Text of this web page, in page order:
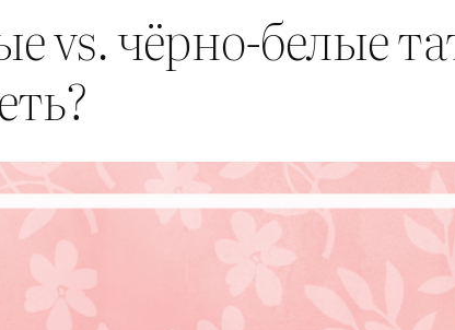
vs. чёрно-белые